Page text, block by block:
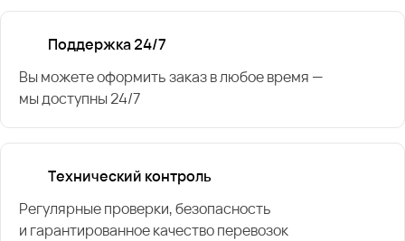
Поддержка 24/7
Вы можете оформить заказ в любое время —
мы доступны 24/7
Технический контроль
Регулярные проверки, безопасность
и гарантированное качество перевозок